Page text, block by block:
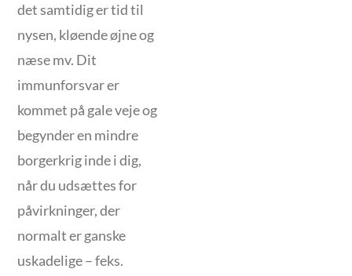
det samtidig er tid til
nysen, kløende øjne og
næse mv. Dit
immunforsvar er
kommet på gale veje og
begynder en mindre
borgerkrig inde i dig,
når du udsættes for
påvirkninger, der
normalt er ganske
uskadelige – feks.